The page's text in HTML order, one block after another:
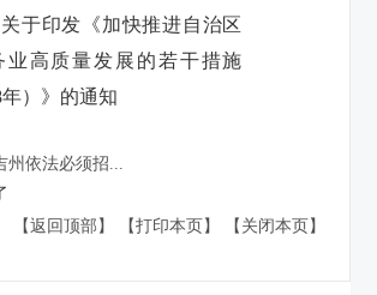
于印发《加快推进自治区
业高质量发展的若干措施
年）》的通知
州依法必须招...
【返回顶部】
【打印本页】 【关闭本页】